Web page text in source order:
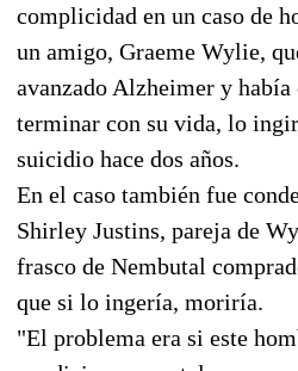
complicidad en un caso de
un amigo, Graeme Wylie,
avanzado Alzheimer y había
terminar con su vida, lo
suicidio hace dos años.
En el caso también fue
Shirley Justins, pareja de
frasco de Nembutal
que si lo ingería, moriría.
"El problema era si este